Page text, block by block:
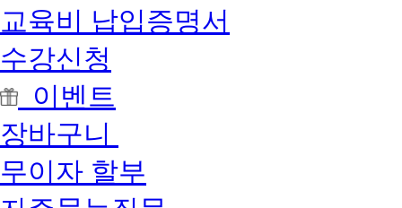
교육비 납입증명서
수강신청
이벤트
장바구니
무이자 할부